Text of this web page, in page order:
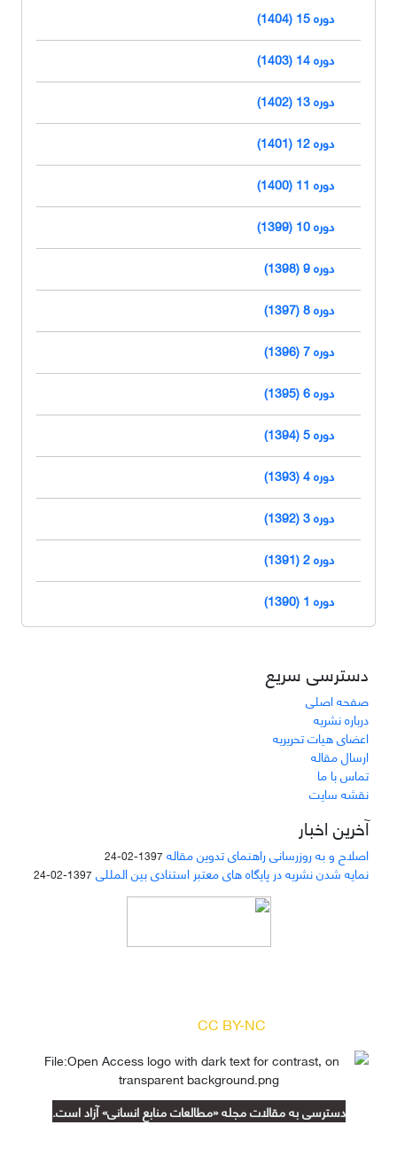
دوره 15 (1404)
دوره 14 (1403)
دوره 13 (1402)
دوره 12 (1401)
دوره 11 (1400)
دوره 10 (1399)
دوره 9 (1398)
دوره 8 (1397)
دوره 7 (1396)
دوره 6 (1395)
دوره 5 (1394)
دوره 4 (1393)
دوره 3 (1392)
دوره 2 (1391)
دوره 1 (1390)
دسترسی سریع
صفحه اصلی
درباره نشریه
اعضای هیات تحریریه
ارسال مقاله
تماس با ما
نقشه سایت
آخرین اخبار
اصلاح و به روزرسانی راهنمای تدوین مقاله 1397-02-24
نمایه شدن نشریه در پایگاه های معتبر استنادی بین المللی 1397-02-24
CC BY-NC
دسترسی به مقالات مجله «مطالعات منابع انسانی» آزاد است.